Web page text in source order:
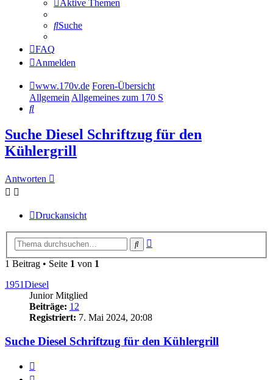
Aktive Themen
Suche
FAQ
Anmelden
www.170v.de Foren-Übersicht
AllgemeinAllgemeines zum 170 S
Suche
Suche Diesel Schriftzug für den
Kühlergrill
Antworten
Druckansicht
Suche
1 Beitrag • Seite 1 von 1
1951Diesel
Junior Mitglied
Beiträge: 12
Registriert: 7. Mai 2024, 20:08
Suche Diesel Schriftzug für den Kühlergrill